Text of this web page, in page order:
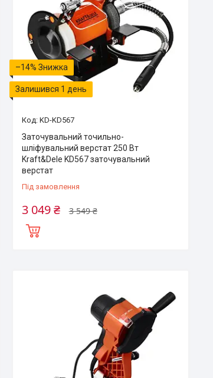
–14%
Залишився 1 день
KD-KD567
Заточувальний точильно-
шліфувальний верстат 250 Вт
Kraft&Dele KD567 заточувальний
верстат
Під замовлення
3 549 ₴
3 049 ₴